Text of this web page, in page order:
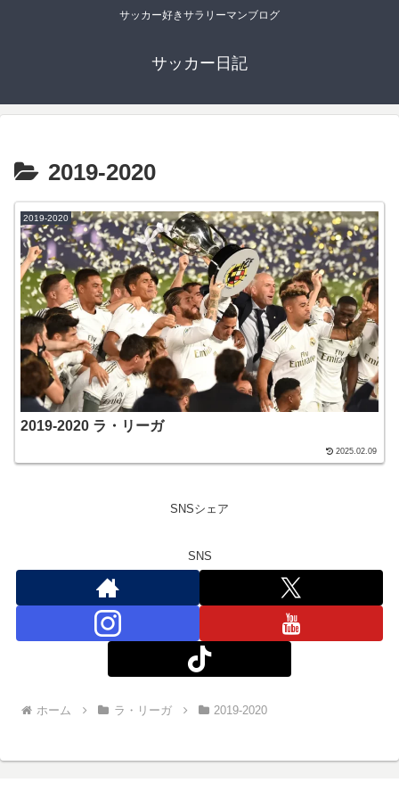
サッカー好きサラリーマンブログ
サッカー日記
2019-2020
2019-2020
2019-2020 ラ・リーガ
2025.02.09
SNSシェア
SNS
ホーム ラ・リーガ 2019-2020